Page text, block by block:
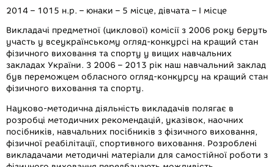
2014 – 1015 н.р. – юнаки – 5 місце, дівчата – І місце
Викладачі предметної (циклової) комісії з 2006 року беруть
участь у всеукраїнському огляд-конкурсі на кращий стан
фізичного виховання та спорту у вищих навчальних
закладах України. З 2006 – 2013 рік наш навчальний заклад
був переможцем обласного огляд-конкурсу на кращий стан
фізичного виховання та спорту.
Науково-методична діяльність викладачів полягає в
розробці методичних рекомендацій, указівок, наочних
посібників, навчальних посібників з фізичного виховання,
фізичної реабілітації, спортивного виховання. Розроблені
викладачами методичні матеріали для самостійної роботи з